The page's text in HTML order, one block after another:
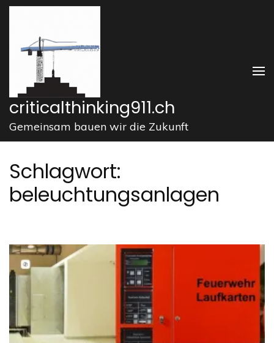
Zum
springen
drücken)
criticalthinking911.ch
Gemeinsam bauen wir die Zukunft
Schlagwort:
beleuchtungsanlagen